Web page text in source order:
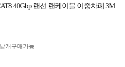
40Gbp 랜선 랜케이블 이중차폐 3M
개구매가능